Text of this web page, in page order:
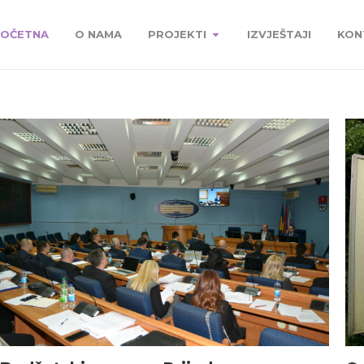
O NAMA PROJEKTI IZVJEŠTAJI